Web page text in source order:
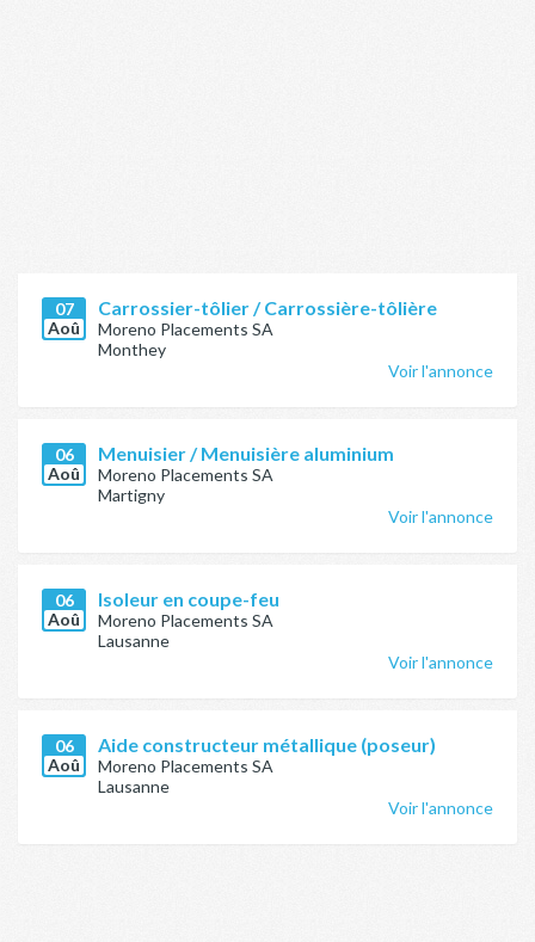
07
Aoû
Carrossier-tôlier / Carrossière-tôlière
Moreno Placements SA
Monthey
Voir l'annonce
06
Aoû
Menuisier / Menuisière aluminium
Moreno Placements SA
Martigny
Voir l'annonce
06
Aoû
Isoleur en coupe-feu
Moreno Placements SA
Lausanne
Voir l'annonce
06
Aoû
Aide constructeur métallique (poseur)
Moreno Placements SA
Lausanne
Voir l'annonce